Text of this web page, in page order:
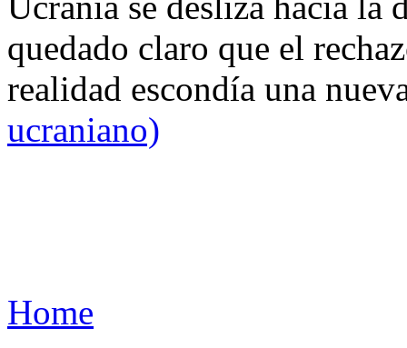
quedado claro que el
realidad escondía una
ucraniano)
Home